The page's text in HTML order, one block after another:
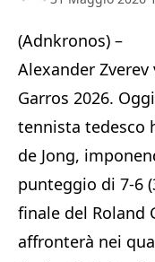
(Adnkronos) –
Alexander
Garros 2026.
tennista tedesco
de Jong,
punteggio di 7-6
finale del Roland
affronterà nei